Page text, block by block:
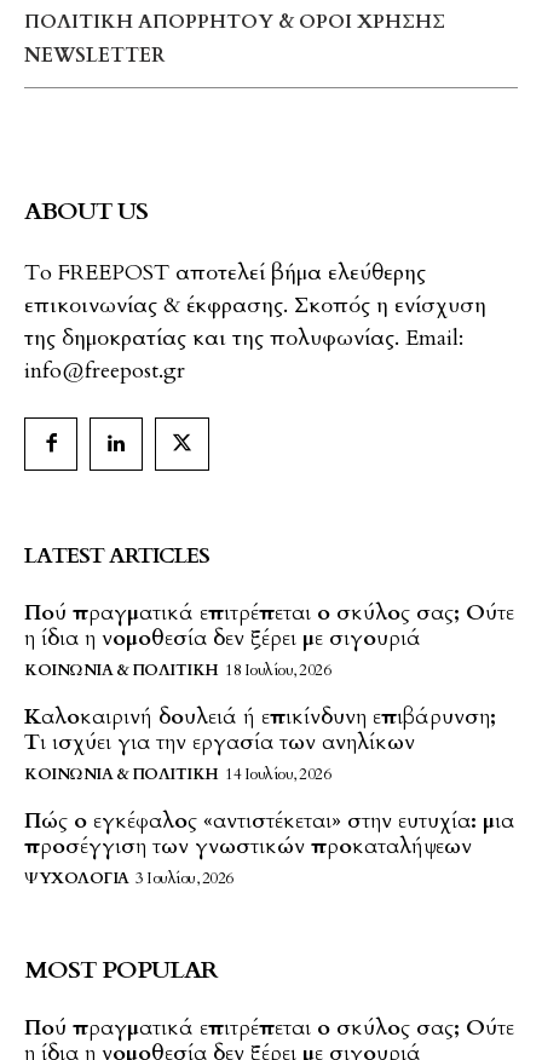
ΠΟΛΙΤΙΚΉ ΑΠΟΡΡΉΤΟΥ & ΌΡΟΙ ΧΡΉΣΗΣ
NEWSLETTER
ABOUT US
To FREEPOST αποτελεί βήμα ελεύθερης
επικοινωνίας & έκφρασης. Σκοπός η ενίσχυση
της δημοκρατίας και της πολυφωνίας. Email:
info@freepost.gr
LATEST ARTICLES
Πού πραγματικά επιτρέπεται ο σκύλος σας; Ούτε
η ίδια η νομοθεσία δεν ξέρει με σιγουριά
ΚΟΙΝΩΝΊΑ & ΠΟΛΙΤΙΚΉ 18 Ιουλίου, 2026
Καλοκαιρινή δουλειά ή επικίνδυνη επιβάρυνση;
Τι ισχύει για την εργασία των ανηλίκων
ΚΟΙΝΩΝΊΑ & ΠΟΛΙΤΙΚΉ 14 Ιουλίου, 2026
Πώς ο εγκέφαλος «αντιστέκεται» στην ευτυχία: μια
προσέγγιση των γνωστικών προκαταλήψεων
ΨΥΧΟΛΟΓΊΑ 3 Ιουλίου, 2026
MOST POPULAR
Πού πραγματικά επιτρέπεται ο σκύλος σας; Ούτε
η ίδια η νομοθεσία δεν ξέρει με σιγουριά